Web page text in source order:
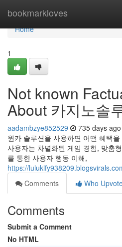
bookmarkloves
Home
Home
1
Not known
About 카지노솔
aadambzye852529 735 days ago
윈카 솔루션을 사용하면 어떤 혜택
사용자는 차별화된 게임 경험, 맞춤
를 통한 사용자 행동 이해,
https://
Comments
Who
Comments
Submit a Comment
No HTML